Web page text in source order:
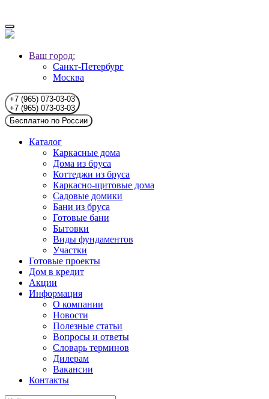
Ваш город:
Санкт-Петербург
Москва
+7 (965) 073-03-03
+7 (965) 073-03-03
Бесплатно по России
Каталог
Каркасные дома
Дома из бруса
Коттеджи из бруса
Каркасно-щитовые дома
Садовые домики
Бани из бруса
Готовые бани
Бытовки
Виды фундаментов
Участки
Готовые проекты
Дом в кредит
Акции
Информация
О компании
Новости
Полезные статьи
Вопросы и ответы
Словарь терминов
Дилерам
Вакансии
Контакты